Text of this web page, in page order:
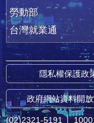
勞動部
台灣就業通
隱私權保護政
政府網站資料開
(02)2321-5191 │